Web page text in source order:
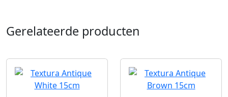
Gerelateerde producten